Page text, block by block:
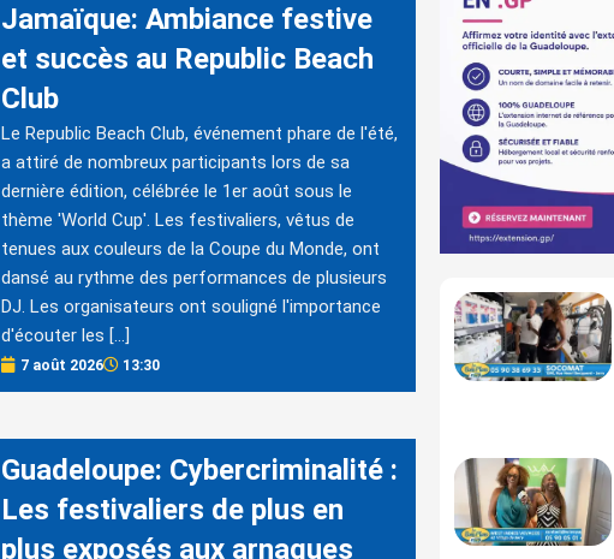
Jamaïque: Ambiance festive
et succès au Republic Beach
Club
Le Republic Beach Club, événement phare de l'été,
a attiré de nombreux participants lors de sa
dernière édition, célébrée le 1er août sous le
thème 'World Cup'. Les festivaliers, vêtus de
tenues aux couleurs de la Coupe du Monde, ont
dansé au rythme des performances de plusieurs
DJ. Les organisateurs ont souligné l'importance
d'écouter les […]
7 août 2026 13:30
Guadeloupe: Cybercriminalité :
Les festivaliers de plus en
plus exposés aux arnaques